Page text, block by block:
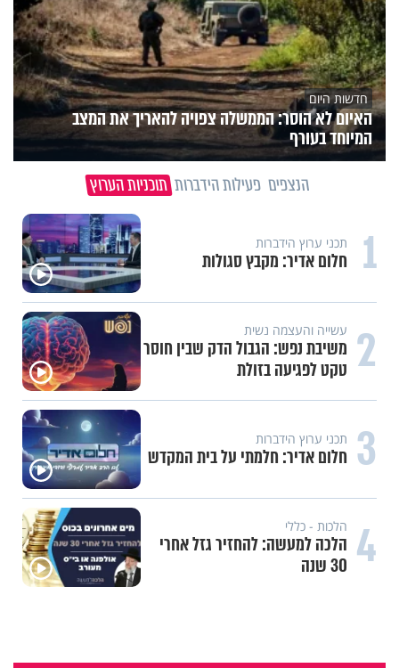
חדשות היום
האיום לא הוסר: הממשלה צפויה להאריך את המצב
המיוחד בעורף
הנצפים פעילות הידברות תוכניות הערוץ
1 תכני ערוץ הידברות
חלום אדיר: מקבץ סגולות
2 עשייה והעצמה נשית
משיבת נפש: הגבול הדק שבין חוסר
טקט לפגיעה בזולת
3 תכני ערוץ הידברות
חלום אדיר: חלמתי על בית המקדש
4 הלכות - כללי
הלכה למעשה: להחזיר גזל אחרי
30 שנה